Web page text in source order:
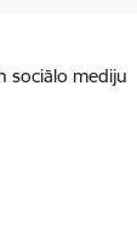
sociālo mediju